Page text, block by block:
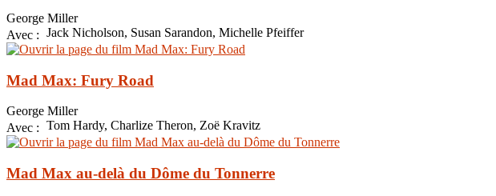
George Miller
Avec : Jack Nicholson, Susan Sarandon, Michelle Pfeiffer
Mad Max: Fury Road
George Miller
Avec : Tom Hardy, Charlize Theron, Zoë Kravitz
Mad Max au-delà du Dôme du Tonnerre